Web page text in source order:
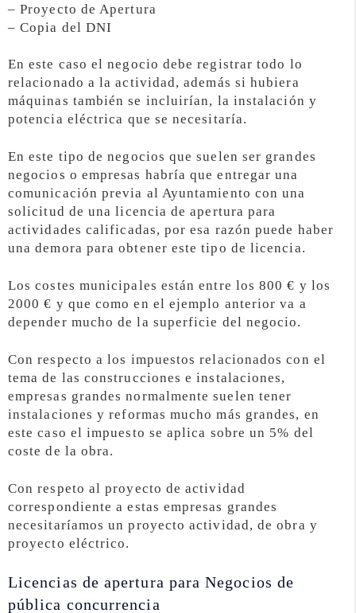
– Proyecto de Apertura
– Copia del DNI
En este caso el negocio debe registrar todo lo
relacionado a la actividad, además si hubiera
máquinas también se incluirían, la instalación y
potencia eléctrica que se necesitaría.
En este tipo de negocios que suelen ser grandes
negocios o empresas habría que entregar una
comunicación previa al Ayuntamiento con una
solicitud de una licencia de apertura para
actividades calificadas, por esa razón puede haber
una demora para obtener este tipo de licencia.
Los costes municipales están entre los 800 € y los
2000 € y que como en el ejemplo anterior va a
depender mucho de la superficie del negocio.
Con respecto a los impuestos relacionados con el
tema de las construcciones e instalaciones,
empresas grandes normalmente suelen tener
instalaciones y reformas mucho más grandes, en
este caso el impuesto se aplica sobre un 5% del
coste de la obra.
Con respeto al proyecto de actividad
correspondiente a estas empresas grandes
necesitaríamos un proyecto actividad, de obra y
proyecto eléctrico.
Licencias de apertura para Negocios de
pública concurrencia